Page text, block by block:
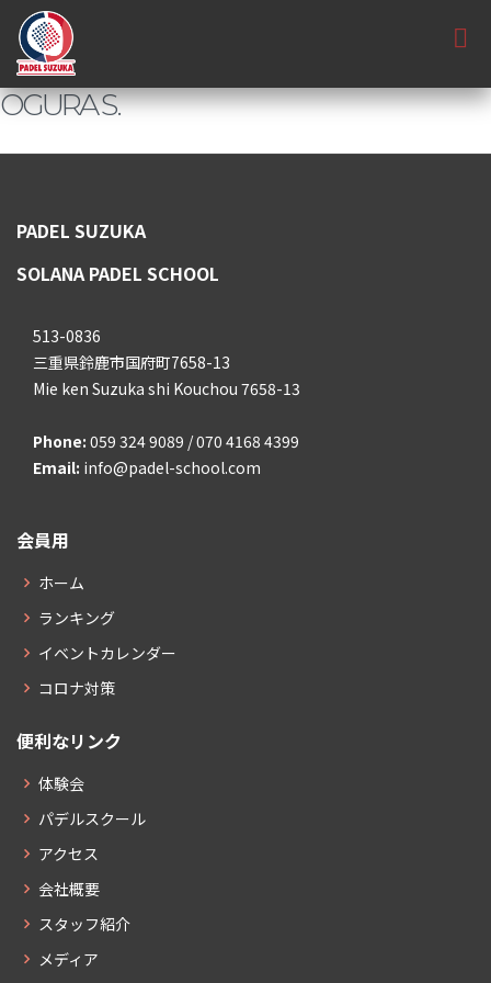
OGURA S.
PADEL SUZUKA
SOLANA PADEL SCHOOL
513-0836
三重県鈴鹿市国府町7658-13
Mie ken Suzuka shi Kouchou 7658-13
Phone: 059 324 9089 / 070 4168 4399
Email: info@padel-school.com
会員用
ホーム
ランキング
イベントカレンダー
コロナ対策
便利なリンク
体験会
パデルスクール
アクセス
会社概要
スタッフ紹介
メディア